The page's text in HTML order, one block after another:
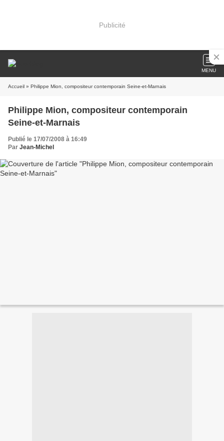
Publicité
MENU
Accueil » Philippe Mion, compositeur contemporain Seine-et-Marnais
Philippe Mion, compositeur contemporain
Seine-et-Marnais
Publié le 17/07/2008 à 16:49
Par Jean-Michel